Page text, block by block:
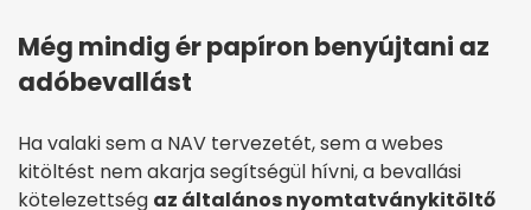
Még mindig ér papíron benyújtani az
adóbevallást
Ha valaki sem a NAV tervezetét, sem a webes
kitöltést nem akarja segítségül hívni, a bevallási
kötelezettség az általános nyomtatványkitöltő